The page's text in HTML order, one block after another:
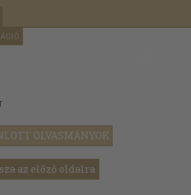
OLVASMÁNYOK
az előző oldalra